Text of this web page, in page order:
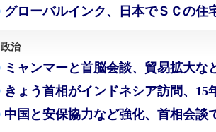
グローバルインク、日本でＳＣの住
政治
ミャンマーと首脳会談、貿易拡大な
きょう首相がインドネシア訪問、15
中国と安保協力など強化、首相会談